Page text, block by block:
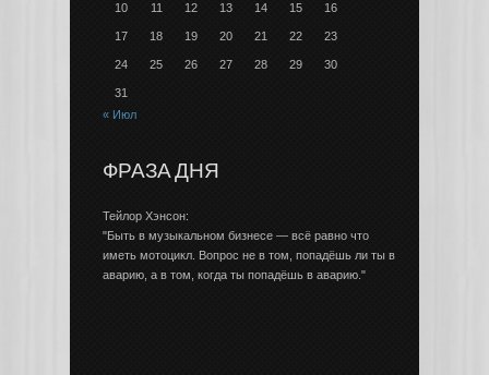
10 11 12 13 14 15 16
17 18 19 20 21 22 23
24 25 26 27 28 29 30
31
« Июл
ФРАЗА ДНЯ
Тейлор Хэнсон:
"Быть в музыкальном бизнесе — всё равно что
иметь мотоцикл. Вопрос не в том, попадёшь ли ты в
аварию, а в том, когда ты попадёшь в аварию."